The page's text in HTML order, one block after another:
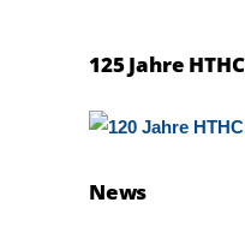
125 Jahre HTHC
News